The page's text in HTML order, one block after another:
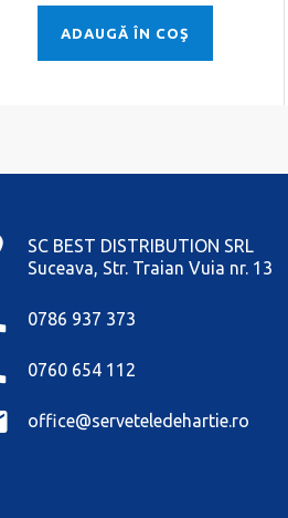
ADAUGĂ ÎN COŞ
SC BEST DISTRIBUTION SRL
Suceava, Str. Traian Vuia nr. 13
0786 937 373
0760 654 112
office@serveteledehartie.ro